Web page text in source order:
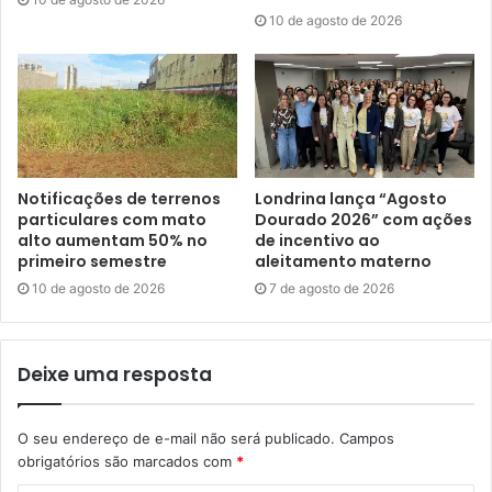
Secretária Vivian Feijó. Foto: Rakelly Calliari / NCom
A secretária apontou que o Pronto Atendimento Infantil
(PAI) teve reforço na equipe médica, mas que a baixa
cobertura vacinal tem resultado em um volume de casos
– recentemente, foram mais de 600 crianças atendidas em
10 de agosto de 2026
Notificações de terrenos
particulares com mato
alto aumentam 50% no
primeiro semestre
10 de agosto de 2026
Londrina lança “Agosto
Dourado 2026” com ações
de incentivo ao
aleitamento materno
7 de agosto de 2026
Deixe uma resposta
O seu endereço de e-mail não será publicado. Campos
obrigatórios são marcados com *